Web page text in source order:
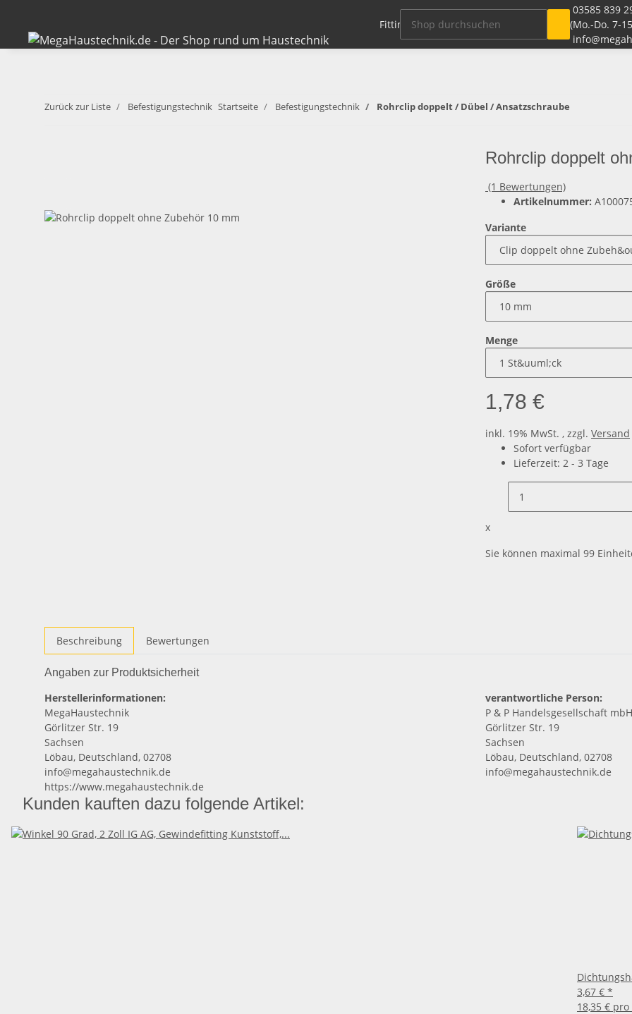
03585 839
(Mo.-Do. 7-
Fitting Systeme + Zubehör Rohre / Schlauch
Zurück zur Liste Befestigungstechnik Startseite Befestigungstechnik Rohrclip doppelt / Dübel / Ansatzschraube
Rohrclip doppelt
(1 Bewertungen)
Artikelnummer:
Variante
Größe
Menge
1,78 €
inkl. 19% MwSt. , zzgl. Versand
Sofort verfügbar
Lieferzeit: 2 - 3 Tage
x
Sie können maximal 99
Beschreibung Bewertungen
Angaben zur Produktsicherheit
Herstellerinformationen:
MegaHaustechnik
Görlitzer Str. 19
Sachsen
Löbau, Deutschland, 02708
info@megahaustechnik.de
https://www.megahaustechnik.de
verantwortliche Person:
P & P Handelsgesellschaft mbH
Görlitzer Str. 19
Sachsen
Löbau, Deutschland, 02708
info@megahaustechnik.de
Kunden kauften dazu folgende Artikel:
3,67 € *
18,35 € pro